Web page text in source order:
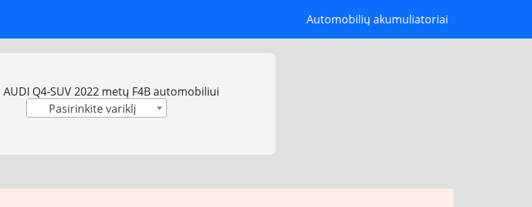
Automobilių akumuliatoriai
Q4-SUV 2022 metų F4B automobiliui
Pasirinkite variklį